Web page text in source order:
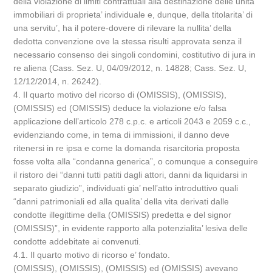
immobiliari di proprieta’ individuale e, dunque, della titolarita’ di
una servitu’, ha il potere-dovere di rilevare la nullita’ della
dedotta convenzione ove la stessa risulti approvata senza il
necessario consenso dei singoli condomini, costitutivo di jura in
re aliena (Cass. Sez. U, 04/09/2012, n. 14828; Cass. Sez. U,
12/12/2014, n. 26242).
4. Il quarto motivo del ricorso di (OMISSIS), (OMISSIS),
(OMISSIS) ed (OMISSIS) deduce la violazione e/o falsa
applicazione dell’articolo 278 c.p.c. e articoli 2043 e 2059 c.c.,
evidenziando come, in tema di immissioni, il danno deve
ritenersi in re ipsa e come la domanda risarcitoria proposta
fosse volta alla “condanna generica”, o comunque a conseguire
il ristoro dei “danni tutti patiti dagli attori, danni da liquidarsi in
separato giudizio”, individuati gia’ nell’atto introduttivo quali
“danni patrimoniali ed alla qualita’ della vita derivati dalle
condotte illegittime della (OMISSIS) predetta e del signor
(OMISSIS)”, in evidente rapporto alla potenzialita’ lesiva delle
condotte addebitate ai convenuti.
4.1. Il quarto motivo di ricorso e’ fondato.
(OMISSIS), (OMISSIS), (OMISSIS) ed (OMISSIS) avevano